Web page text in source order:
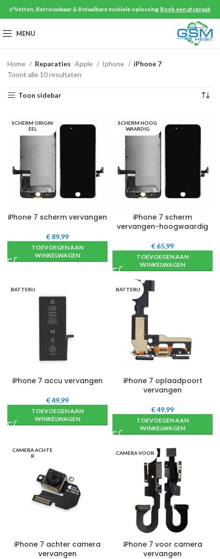
✅Vetten, Betrouwbaar & Betaalbare mobiele oplossing Boek een afspraak
MENU
Home Reparaties Apple Iphone
iPhone 7
Toont alle 10 resultaten
Toon sidebar
SCHERM ORIGIN
EEL
iPhone 7 scherm vervangen
€ 89,99
TOEVOEGEN AAN
WINKELWAGEN
SCHERM HOOG
WAARDIG
iPhone 7 scherm
vervangen-hoogwaardig
€ 65,99
TOEVOEGEN AAN
WINKELWAGEN
BATTERIJ
iPhone 7 accu vervangen
€49,99
TOEVOEGEN AAN
WINKELWAGEN
BATTERIJ
iPhone 7 oplaadpoort
vervangen
€49,99
TOEVOEGEN AAN
WINKELWAGEN
CAMERA ACHTE
R
iPhone 7 achter camera
vervangen
CAMERA VOOR
iPhone 7 voor camera
vervangen